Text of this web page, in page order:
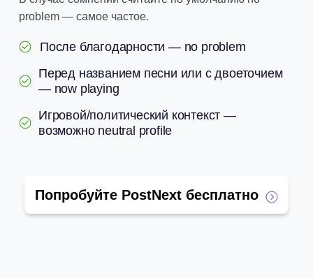
problem — самое частое.
После благодарности — no problem
Перед названием песни или с двоеточием
— now playing
Игровой/политический контекст —
возможно neutral profile
Попробуйте PostNext бесплатно